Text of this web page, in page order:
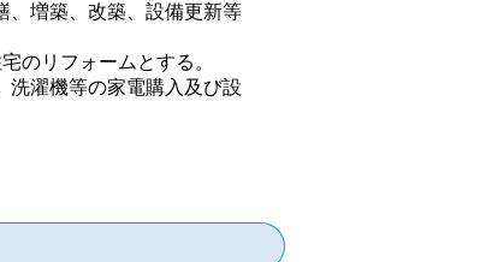
、増築、改築、設備更新等
のリフォームとする。
濯機等の家電購入及び設